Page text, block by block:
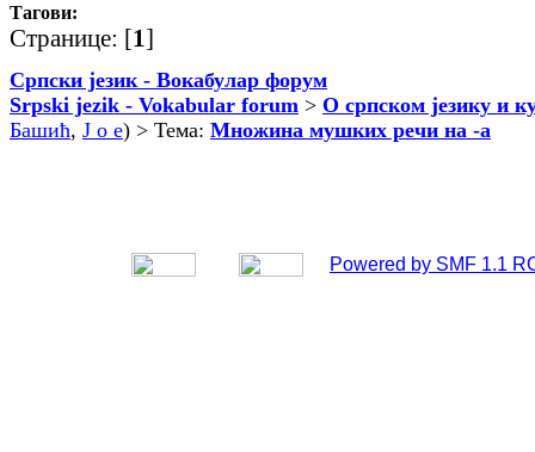
Тагови:
Странице: [1]
Српски језик - Вокабулар форум
Srpski jezik - Vokabular forum > О српском језику и
Башић, J o e) > Тема: Множина мушких речи на -а
Powered by SMF 1.1